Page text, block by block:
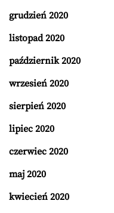
grudzień 2020
listopad 2020
październik 2020
wrzesień 2020
sierpień 2020
lipiec 2020
czerwiec 2020
maj 2020
kwiecień 2020